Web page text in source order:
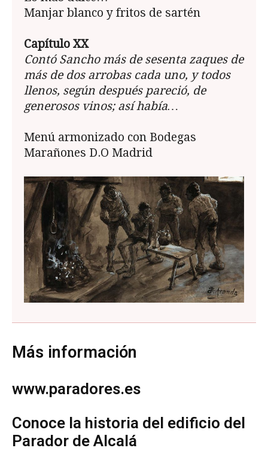
Manjar blanco y fritos de sartén
Capítulo XX
Contó Sancho más de sesenta zaques de
más de dos arrobas cada uno, y todos
llenos, según después pareció, de
generosos vinos; así había…
Menú armonizado con Bodegas
Marañones D.O Madrid
Más información
www.paradores.es
Conoce la historia del edificio del
Parador de Alcalá